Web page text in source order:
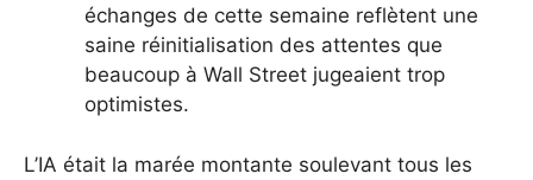
échanges de cette semaine reflètent une
saine réinitialisation des attentes que
beaucoup à Wall Street jugeaient trop
optimistes.
L’IA était la marée montante soulevant tous les